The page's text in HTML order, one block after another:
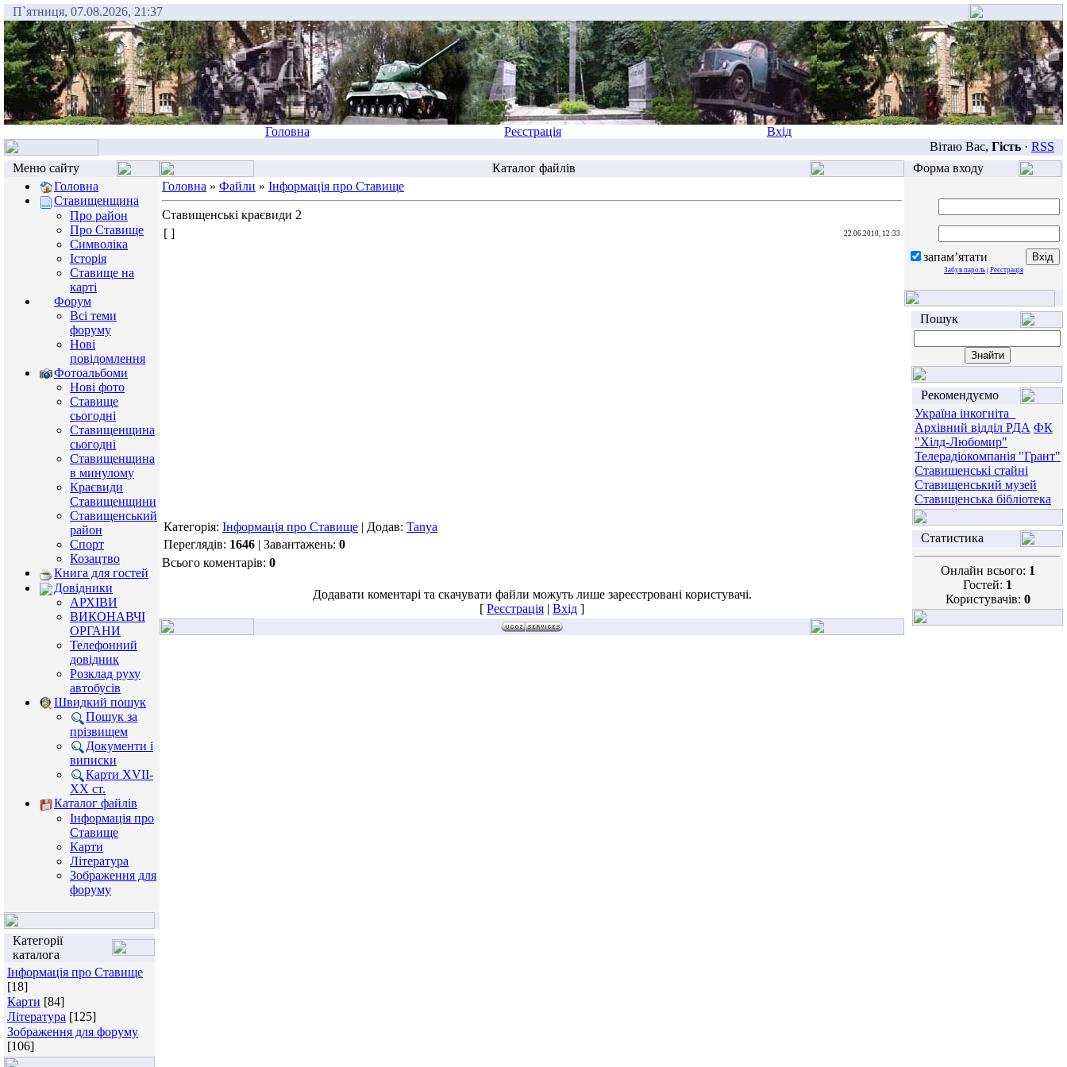
П`ятниця, 07.08.2026, 21:37
Головна Реєстрація
Вхід
Вітаю Вас, Гість · RSS
Меню сайту
Головна
Ставищенщина
Про район
Про Ставище
Символіка
Історія
Ставище на
карті
Форум
Всі теми
форуму
Нові
повідомлення
Фотоальбоми
Нові фото
Ставище
сьогодні
Ставищенщина
сьогодні
Ставищенщина
в минулому
Краєвиди
Ставищенщини
Ставищенський
район
Спорт
Козацтво
Книга для гостей
Довідники
АРХІВИ
ВИКОНАВЧІ
ОРГАНИ
Телефонний
довідник
Розклад руху
автобусів
Швидкий пошук
Пошук за
прізвищем
Документи і
виписки
Карти XVII-
XX ст.
Каталог файлів
Інформація про
Ставище
Карти
Література
Зображення для
форуму
Категорії
каталога
Інформація про Ставище
[18]
Карти [84]
Література [125]
Зображення для форуму
[106]
Каталог файлів
Головна » Файли » Інформація про Ставище
Ставищенські краєвиди 2
[ ]
22.06.2010, 12:33
Категорія: Інформація про Ставище | Додав: Tanya
Переглядів: 1646 | Завантажень: 0
Всього коментарів: 0
Додавати коментарі та скачувати файли можуть лише зареєстровані користувачі.
[ Реєстрація | Вхід ]
Форма входу
запам’ятати
Забув пароль Реєстрація
Пошук
Рекомендуємо
Україна інкогніта_
Архівний відділ РДА ФК
"Хілд-Любомир"
Телерадіокомпанія "Грант"
Ставищенські стайні
Ставищенський музей
Ставищенська бібліотека
Статистика
Онлайн всього: 1
Гостей: 1
Користувачів: 0